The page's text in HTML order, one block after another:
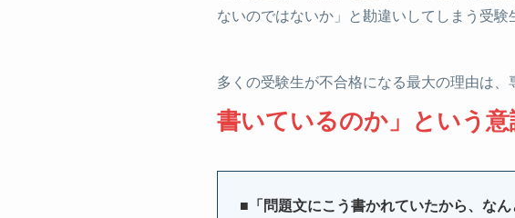
ないのではないか」と勘違いしてしまう受
多くの受験生が不合格になる最大の理由は、
書いているのか」という
■「問題文にこう書かれていたから、なん